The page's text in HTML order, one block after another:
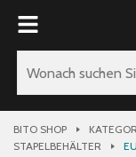
BITO SHOP
STAPELBEHÄLTER